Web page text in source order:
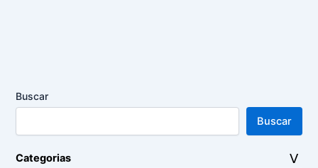
Buscar
Buscar
Categorias